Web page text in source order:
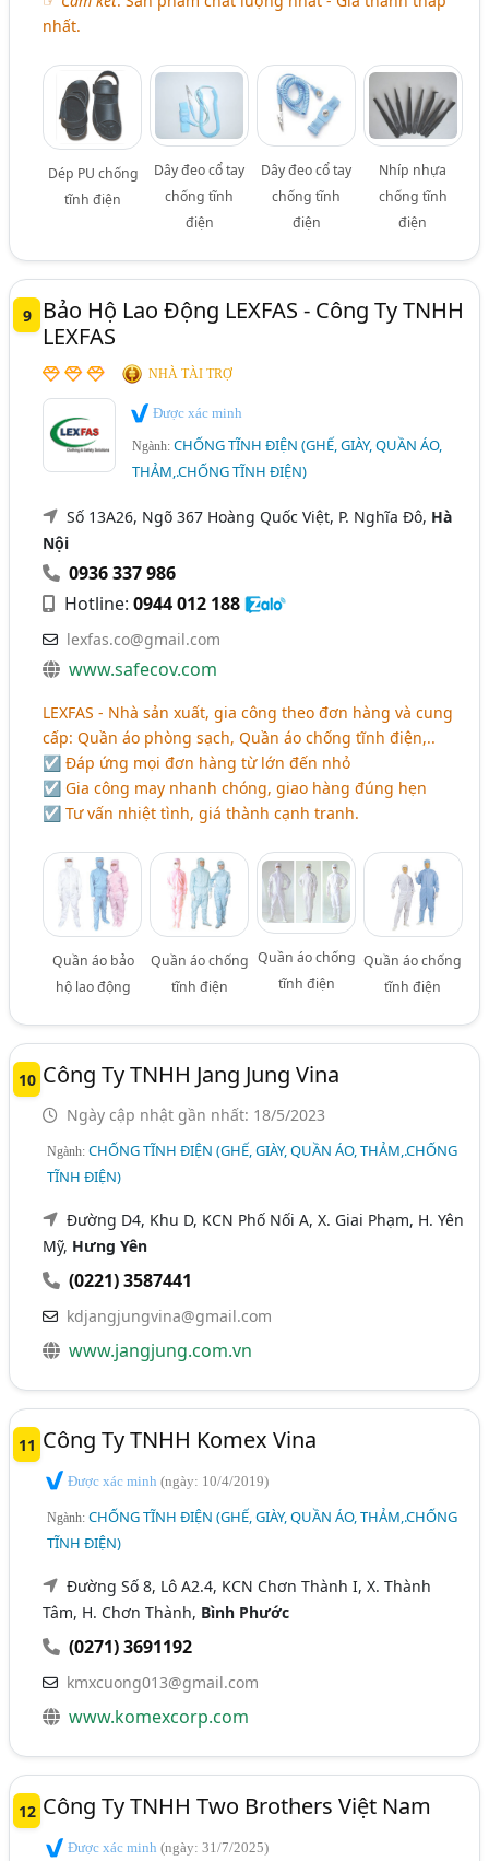
nhất.
Dép PU chống
tĩnh điện
Dây đeo cổ tay
chống tĩnh
điện
Dây đeo cổ tay
chống tĩnh
điện
Nhíp nhựa
chống tĩnh
điện
9
Bảo Hộ Lao Động LEXFAS - Công Ty TNHH
LEXFAS
NHÀ TÀI TRỢ
Được xác minh
Ngành:CHỐNG TĨNH ĐIỆN (GHẾ, GIÀY, QUẦN ÁO,
THẢM,.CHỐNG TĨNH ĐIỆN)
Số 13A26, Ngõ 367 Hoàng Quốc Việt, P. Nghĩa Đô, Hà
Nội
0936 337 986
Hotline:0944 012 188
lexfas.co@gmail.com
www.safecov.com
LEXFAS - Nhà sản xuất, gia công theo đơn hàng và cung
cấp: Quần áo phòng sạch, Quần áo chống tĩnh điện,..
☑ Đáp ứng mọi đơn hàng từ lớn đến nhỏ
☑ Gia công may nhanh chóng, giao hàng đúng hẹn
☑ Tư vấn nhiệt tình, giá thành cạnh tranh.
Quần áo bảo
hộ lao động
Quần áo chống
tĩnh điện
Quần áo chống
tĩnh điện
Quần áo chống
tĩnh điện
10 Công Ty TNHH Jang Jung Vina
Ngày cập nhật gần nhất: 18/5/2023
Ngành:CHỐNG TĨNH ĐIỆN (GHẾ, GIÀY, QUẦN ÁO, THẢM,.CHỐNG
TĨNH ĐIỆN)
Đường D4, Khu D, KCN Phố Nối A, X. Giai Phạm, H. Yên
Mỹ, Hưng Yên
(0221) 3587441
kdjangjungvina@gmail.com
www.jangjung.com.vn
11 Công Ty TNHH Komex Vina
Được xác minh(ngày: 10/4/2019)
Ngành:CHỐNG TĨNH ĐIỆN (GHẾ, GIÀY, QUẦN ÁO, THẢM,.CHỐNG
TĨNH ĐIỆN)
Đường Số 8, Lô A2.4, KCN Chơn Thành I, X. Thành
Tâm, H. Chơn Thành, Bình Phước
(0271) 3691192
kmxcuong013@gmail.com
www.komexcorp.com
12 Công Ty TNHH Two Brothers Việt Nam
Được xác minh(ngày: 31/7/2025)